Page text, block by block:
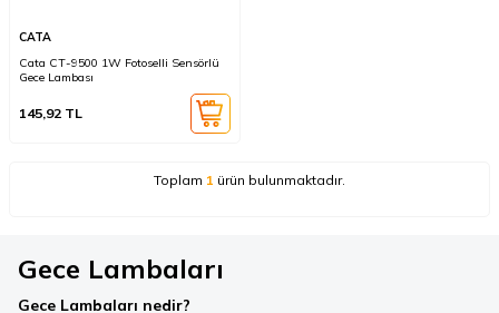
CATA
Cata CT-9500 1W Fotoselli Sensörlü
Gece Lambası
145,92 TL
Toplam 1 ürün bulunmaktadır.
Gece Lambaları
Gece Lambaları nedir?